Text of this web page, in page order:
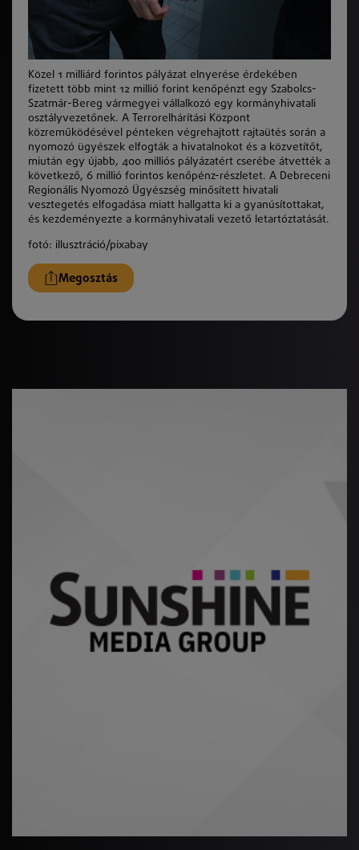
Közel 1 milliárd forintos pályázat elnyerése érdekében
fizetett több mint 12 millió forint kenőpénzt egy Szabolcs-
Szatmár-Bereg vármegyei vállalkozó egy kormányhivatali
osztályvezetőnek. A Terrorelhárítási Központ
közreműködésével pénteken végrehajtott rajtaütés során a
nyomozó ügyészek elfogták a hivatalnokot és a közvetítőt,
miután egy újabb, 400 milliós pályázatért cserébe átvették a
következő, 6 millió forintos kenőpénz-részletet. A Debreceni
Regionális Nyomozó Ügyészség minősített hivatali
vesztegetés elfogadása miatt hallgatta ki a gyanúsítottakat,
és kezdeményezte a kormányhivatali vezető letartóztatását.
fotó: illusztráció/pixabay
Megosztás